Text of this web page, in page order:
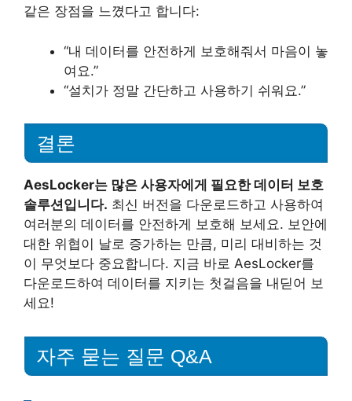
같은 장점을 느꼈다고 합니다:
“내 데이터를 안전하게 보호해줘서 마음이 놓
여요.”
“설치가 정말 간단하고 사용하기 쉬워요.”
결론
AesLocker는 많은 사용자에게 필요한 데이터 보호
솔루션입니다. 최신 버전을 다운로드하고 사용하여
여러분의 데이터를 안전하게 보호해 보세요. 보안에
대한 위협이 날로 증가하는 만큼, 미리 대비하는 것
이 무엇보다 중요합니다. 지금 바로 AesLocker를
다운로드하여 데이터를 지키는 첫걸음을 내딛어 보
세요!
자주 묻는 질문 Q&A